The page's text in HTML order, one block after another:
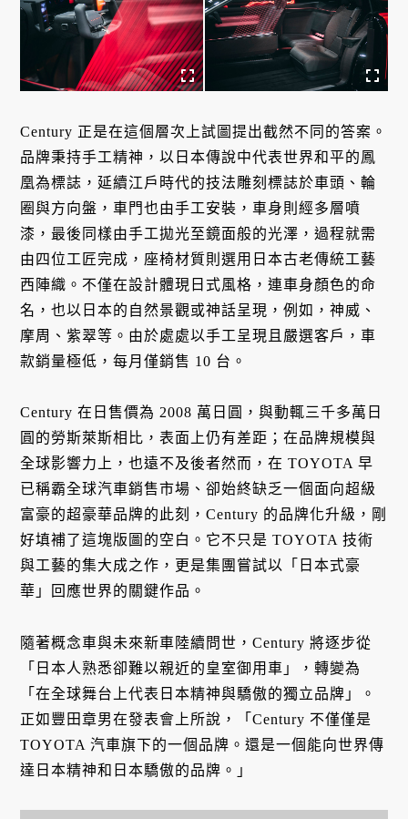
Century 正是在這個層次上試圖提出截然不同的答案。
品牌秉持手工精神，以日本傳說中代表世界和平的鳳
凰為標誌，延續江戶時代的技法雕刻標誌於車頭、輪
圈與方向盤，車門也由手工安裝，車身則經多層噴
漆，最後同樣由手工拋光至鏡面般的光澤，過程就需
由四位工匠完成，座椅材質則選用日本古老傳統工藝
西陣織。不僅在設計體現日式風格，連車身顏色的命
名，也以日本的自然景觀或神話呈現，例如，神威、
摩周、紫翠等。由於處處以手工呈現且嚴選客戶，車
款銷量極低，每月僅銷售 10 台。
Century 在日售價為 2008 萬日圓，與動輒三千多萬日
圓的勞斯萊斯相比，表面上仍有差距；在品牌規模與
全球影響力上，也遠不及後者然而，在 TOYOTA 早
已稱霸全球汽車銷售市場、卻始終缺乏一個面向超級
富豪的超豪華品牌的此刻，Century 的品牌化升級，剛
好填補了這塊版圖的空白。它不只是 TOYOTA 技術
與工藝的集大成之作，更是集團嘗試以「日本式豪
華」回應世界的關鍵作品。
隨著概念車與未來新車陸續問世，Century 將逐步從
「日本人熟悉卻難以親近的皇室御用車」，轉變為
「在全球舞台上代表日本精神與驕傲的獨立品牌」。
正如豐田章男在發表會上所說，「Century 不僅僅是
TOYOTA 汽車旗下的一個品牌。還是一個能向世界傳
達日本精神和日本驕傲的品牌。」